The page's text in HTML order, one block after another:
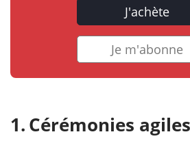
J'achète
Je m'abonne
Cérémonies agiles